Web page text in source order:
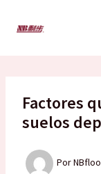
Factores
suelos
Por